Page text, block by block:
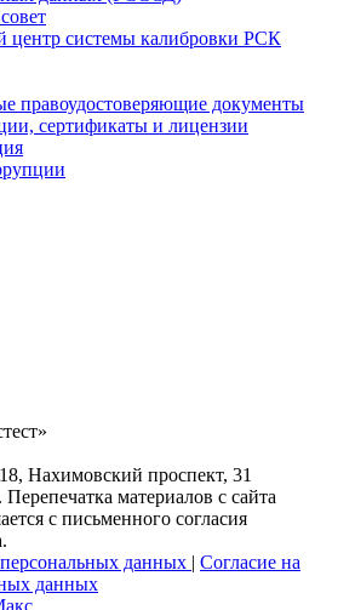
центр системы калибровки РСК
правоудостоверяющие документы
сертификаты и лицензии
Нахимовский проспект, 31
материалов с сайта
с письменного согласия
данных | Согласие на
данных